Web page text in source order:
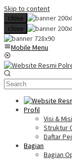
Skip to content
close
close
Mobile Menu
Profil
Visi & Misi
Struktur
Daftar
Bagian
Bagian